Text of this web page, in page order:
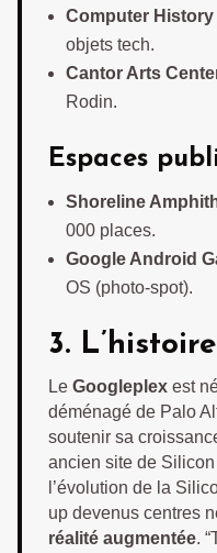
Computer History
objets tech.
Cantor Arts
Rodin.
Espaces
Shoreline
000 places.
Google Android
OS (photo-spot).
3.
Le Googleplex est
déménagé de Palo
soutenir sa
ancien site de
l’évolution de la
up devenus centres
réalité augmentée.